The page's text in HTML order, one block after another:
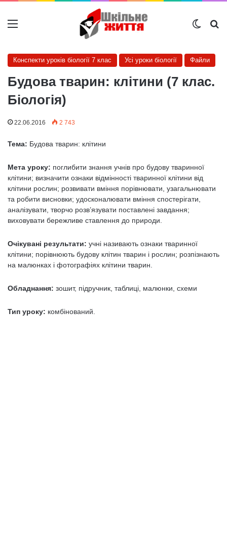
Меню
Конспекти уроків біології 7 клас Усі уроки біології Файли
Будова тварин: клітини (7 клас.
Біологія)
22.06.2016 2 743
Тема: Будова тварин: клітини
Мета уроку: поглибити знання учнів про будову тваринної
клітини; визначити ознаки відмінності тваринної клітини від
клітини рослин; розвивати вміння порівнювати, узагальнювати
та робити ви­сновки; удосконалювати вміння спостерігати,
аналізувати, творчо розв’язувати поставлені завдання;
виховувати бережливе ставлення до природи.
Очікувані результати: учні називають ознаки тваринної
клітини; порівнюють будову клітин тварин і рослин; розпізнають
на малюнках і фотографіях клітини тварин.
Обладнання: зошит, підручник, таблиці, малюнки, схеми
Тип уроку: комбінований.